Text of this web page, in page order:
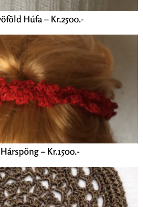
Húfa – Kr.2500.-
– Kr.1500.-